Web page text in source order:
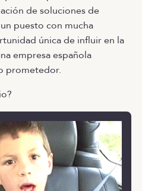
de soluciones de
puesto con mucha
única de influir en la
empresa española
prometedor.